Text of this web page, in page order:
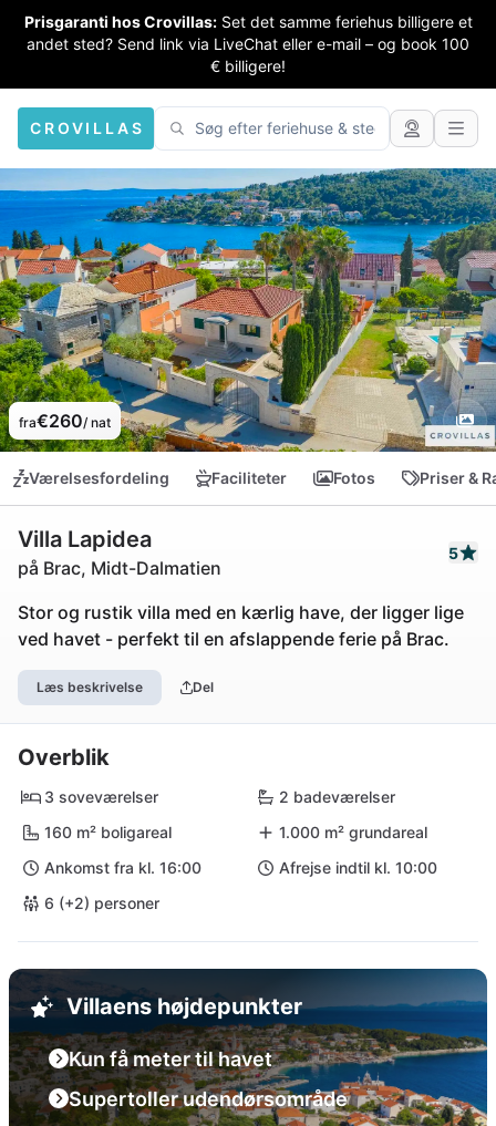
Prisgaranti hos Crovillas: Set det samme feriehus billigere et
andet sted? Send link via LiveChat eller e-mail – og book 100
€ billigere!
CROVILLAS
fra€260/ nat
Værelsesfordeling Faciliteter Fotos Priser &
Villa Lapidea
på Brac, Midt-Dalmatien
5
Stor og rustik villa med en kærlig have, der ligger lige
ved havet - perfekt til en afslappende ferie på Brac.
Læs beskrivelse Del
Overblik
3 soveværelser
2 badeværelser
160 m² boligareal
1.000 m² grundareal
Ankomst fra kl. 16:00
Afrejse indtil kl. 10:00
6 (+2) personer
Villaens højdepunkter
Kun få meter til havet
Supertoller udendørsområde